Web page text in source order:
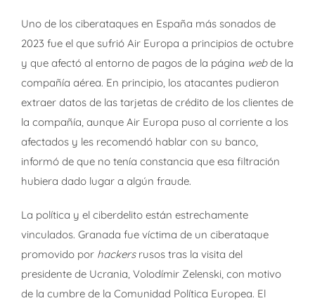
Uno de los ciberataques en España más sonados de
2023 fue el que sufrió Air Europa a principios de octubre
y que afectó al entorno de pagos de la página webde la
compañía aérea. En principio, los atacantes pudieron
extraer datos de las tarjetas de crédito de los clientes de
la compañía, aunque Air Europa puso al corriente a los
afectados y les recomendó hablar con su banco,
informó de que no tenía constancia que esa filtración
hubiera dado lugar a algún fraude.
La política y el ciberdelito están estrechamente
vinculados. Granada fue víctima de un ciberataque
promovido por hackersrusos tras la visita del
presidente de Ucrania, Volodímir Zelenski, con motivo
de la cumbre de la Comunidad Política Europea. El